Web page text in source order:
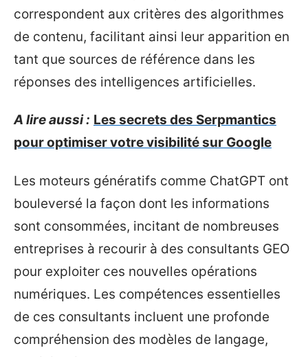
correspondent aux critères des algorithmes
de contenu, facilitant ainsi leur apparition en
tant que sources de référence dans les
réponses des intelligences artificielles.
A lire aussi : Les secrets des Serpmantics
pour optimiser votre visibilité sur Google
Les moteurs génératifs comme ChatGPT ont
bouleversé la façon dont les informations
sont consommées, incitant de nombreuses
entreprises à recourir à des consultants GEO
pour exploiter ces nouvelles opérations
numériques. Les compétences essentielles
de ces consultants incluent une profonde
compréhension des modèles de langage,